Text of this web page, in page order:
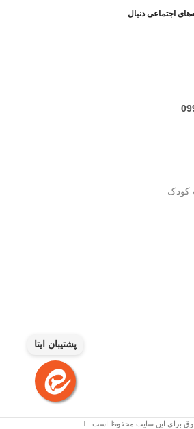
پشتیبان ایتا
اجتماعی دنبال
کودک
برای این سایت محفوظ است.